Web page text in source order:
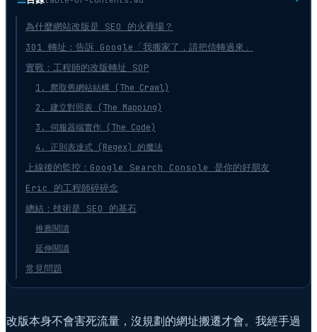
為什麼網站改版是 SEO 的火葬場？
301 轉址：告訴 Google「我搬家了，請把信轉過來」
實戰：工程師的改版轉址 SOP
1. 爬取舊網站結構 (The Crawl)
2. 建立對照表 (The Mapping)
3. 伺服器端實作 (The Code)
4. 正則表達式 (Regex) 的魔法
上線後的監控：Google Search Console 是你的好朋友
Eric 的工程師碎碎念
總結：技術是 SEO 的基石
推薦閱讀
延伸閱讀
常見問題
改版本身不會害死流量，沒規劃的網址搬遷才會。我經手過